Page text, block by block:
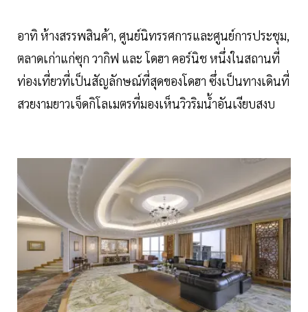
อาทิ ห้างสรรพสินค้า, ศูนย์นิทรรศการและศูนย์การประชุม,
ตลาดเก่าแก่ซุก วากิฟ และ โดฮา คอร์นิช หนึ่งในสถานที่
ท่องเที่ยวที่เป็นสัญลักษณ์ที่สุดของโดฮา ซึ่งเป็นทางเดินที่
สวยงามยาวเจ็ดกิโลเมตรที่มองเห็นวิวริมน้ำอันเงียบสงบ